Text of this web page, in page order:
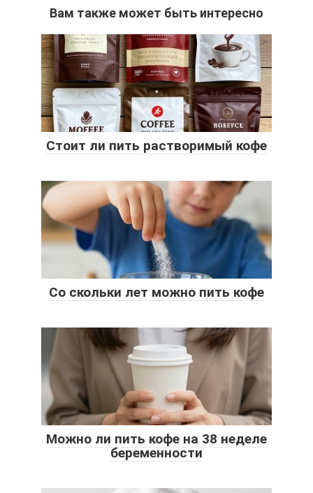
Вам также может быть интересно
Стоит ли пить растворимый кофе
Со скольки лет можно пить кофе
Можно ли пить кофе на 38 неделе
беременности